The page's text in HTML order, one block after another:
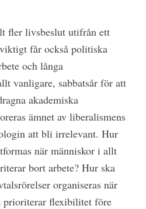
fler livsbeslut utifrån ett
får också politiska
och långa
vanligare, sabbatsår för att
akademiska
ämnet av liberalismens
att bli irrelevant. Hur
när människor i allt
bort arbete? Hur ska
organiseras när
prioriterar flexibilitet före